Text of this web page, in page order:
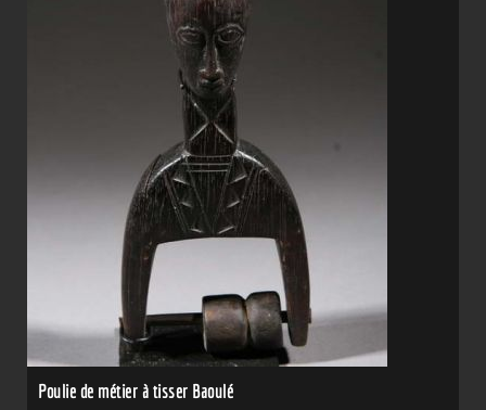
Poulie de métier à tisser Baoulé